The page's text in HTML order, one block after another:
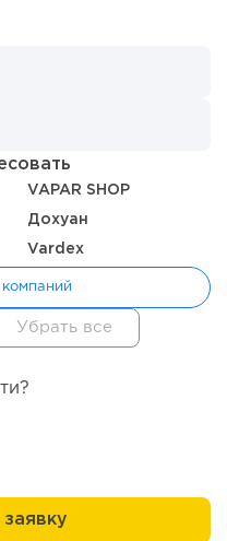
собственной
до бизнеса стоимостью
VAPAR SHOP
Дохуан
Vardex